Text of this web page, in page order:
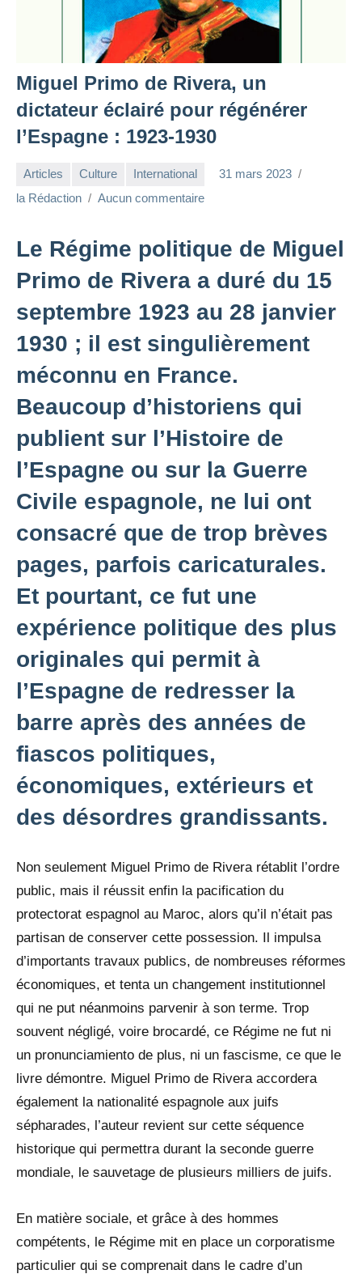
Miguel Primo de Rivera, un
dictateur éclairé pour régénérer
l’Espagne : 1923-1930
Articles Culture International
31 mars 2023
la Rédaction
Aucun commentaire
Le Régime politique de Miguel
Primo de Rivera a duré du 15
septembre 1923 au 28 janvier
1930 ; il est singulièrement
méconnu en France.
Beaucoup d’historiens qui
publient sur l’Histoire de
l’Espagne ou sur la Guerre
Civile espagnole, ne lui ont
consacré que de trop brèves
pages, parfois caricaturales.
Et pourtant, ce fut une
expérience politique des plus
originales qui permit à
l’Espagne de redresser la
barre après des années de
fiascos politiques,
économiques, extérieurs et
des désordres grandissants.
Non seulement Miguel Primo de Rivera rétablit l’ordre
public, mais il réussit enfin la pacification du
protectorat espagnol au Maroc, alors qu’il n’était pas
partisan de conserver cette possession. Il impulsa
d’importants travaux publics, de nombreuses réformes
économiques, et tenta un changement institutionnel
qui ne put néanmoins parvenir à son terme. Trop
souvent négligé, voire brocardé, ce Régime ne fut ni
un pronunciamiento de plus, ni un fascisme, ce que le
livre démontre. Miguel Primo de Rivera accordera
également la nationalité espagnole aux juifs
sépharades, l’auteur revient sur cette séquence
historique qui permettra durant la seconde guerre
mondiale, le sauvetage de plusieurs milliers de juifs.
En matière sociale, et grâce à des hommes
compétents, le Régime mit en place un corporatisme
particulier qui se comprenait dans le cadre d’un